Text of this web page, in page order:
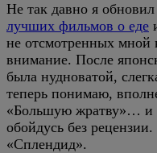
Не так давно я
лучших фильмов о еде
не отсмотренных мной
внимание. После
была нудноватой,
теперь понимаю,
«Большую жратву»… и
обойдусь без
«Сплендид».